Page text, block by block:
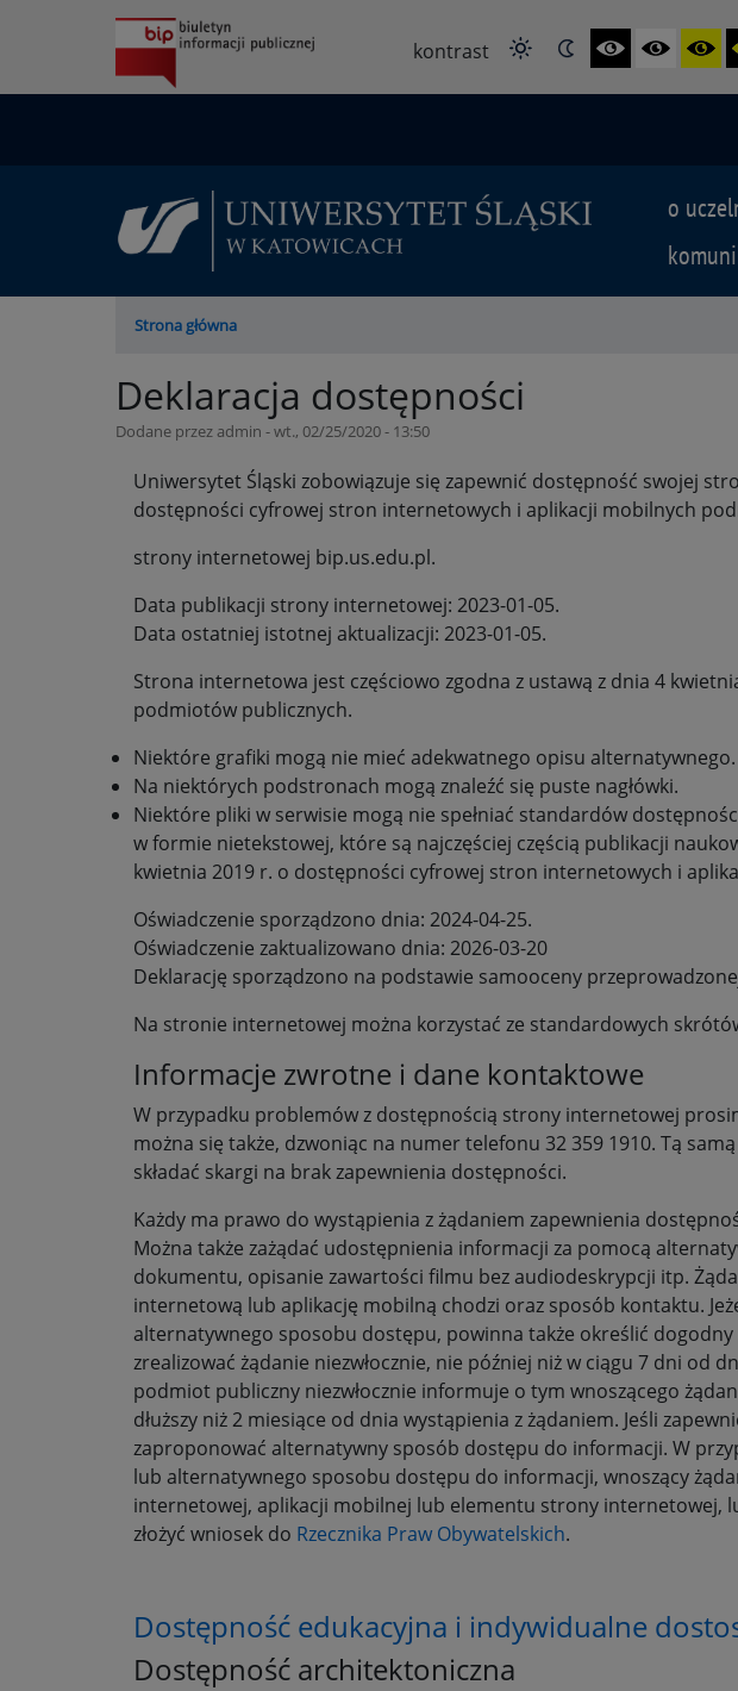
kontrast
o
Ścieżka
Strona główna
Deklaracja dostępności
Dodane przez admin -wt., 02/25/2020 - 13:50
Uniwersytet Śląski zobowiązuje się zapewnić dostępność swojej
dostępności cyfrowej stron internetowych i aplikacji mobilnych
strony internetowej bip.us.edu.pl.
Data publikacji strony internetowej: 2023-01-05.
Data ostatniej istotnej aktualizacji: 2023-01-05.
Strona internetowa jest częściowo zgodna z ustawą z dnia 4
podmiotów publicznych.
Niektóre grafiki mogą nie mieć adekwatnego opisu alternatywnego.
Na niektórych podstronach mogą znaleźć się puste nagłówki.
Niektóre pliki w serwisie mogą nie spełniać standardów
w formie nietekstowej, które są najczęściej częścią publikacji
kwietnia 2019 r. o dostępności cyfrowej stron internetowych i
Oświadczenie sporządzono dnia: 2024-04-25.
Oświadczenie zaktualizowano dnia: 2026-03-20
Deklarację sporządzono na podstawie samooceny
Na stronie internetowej można korzystać ze standardowych
Informacje zwrotne i dane kontaktowe
W przypadku problemów z dostępnością strony internetowej
można się także, dzwoniąc na numer telefonu 32 359 1910. Tą
składać skargi na brak zapewnienia dostępności.
Każdy ma prawo do wystąpienia z żądaniem zapewnienia
Można także zażądać udostępnienia informacji za pomocą
dokumentu, opisanie zawartości filmu bez audiodeskrypcji itp.
internetową lub aplikację mobilną chodzi oraz sposób kontaktu.
alternatywnego sposobu dostępu, powinna także określić
zrealizować żądanie niezwłocznie, nie później niż w ciągu 7 dni od
podmiot publiczny niezwłocznie informuje o tym wnoszącego
dłuższy niż 2 miesiące od dnia wystąpienia z żądaniem. Jeśli
zaproponować alternatywny sposób dostępu do informacji. W
lub alternatywnego sposobu dostępu do informacji, wnoszący
internetowej, aplikacji mobilnej lub elementu strony internetowej,
złożyć wniosek do Rzecznika Praw Obywatelskich.
Dostępność edukacyjna i indywidualne
Dostępność architektoniczna